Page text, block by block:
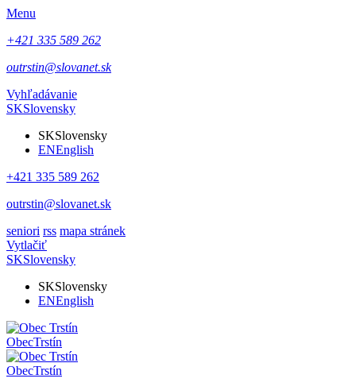
Menu
+421 335 589 262
outrstin@slovanet.sk
Vyhľadávanie
SKSlovensky
SKSlovensky
ENEnglish
+421 335 589 262
outrstin@slovanet.sk
seniori rss mapa stránek
Vytlačiť
SKSlovensky
SKSlovensky
ENEnglish
ObecTrstín
ObecTrstín